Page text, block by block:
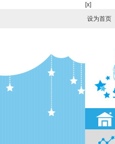
[x]
设为首页